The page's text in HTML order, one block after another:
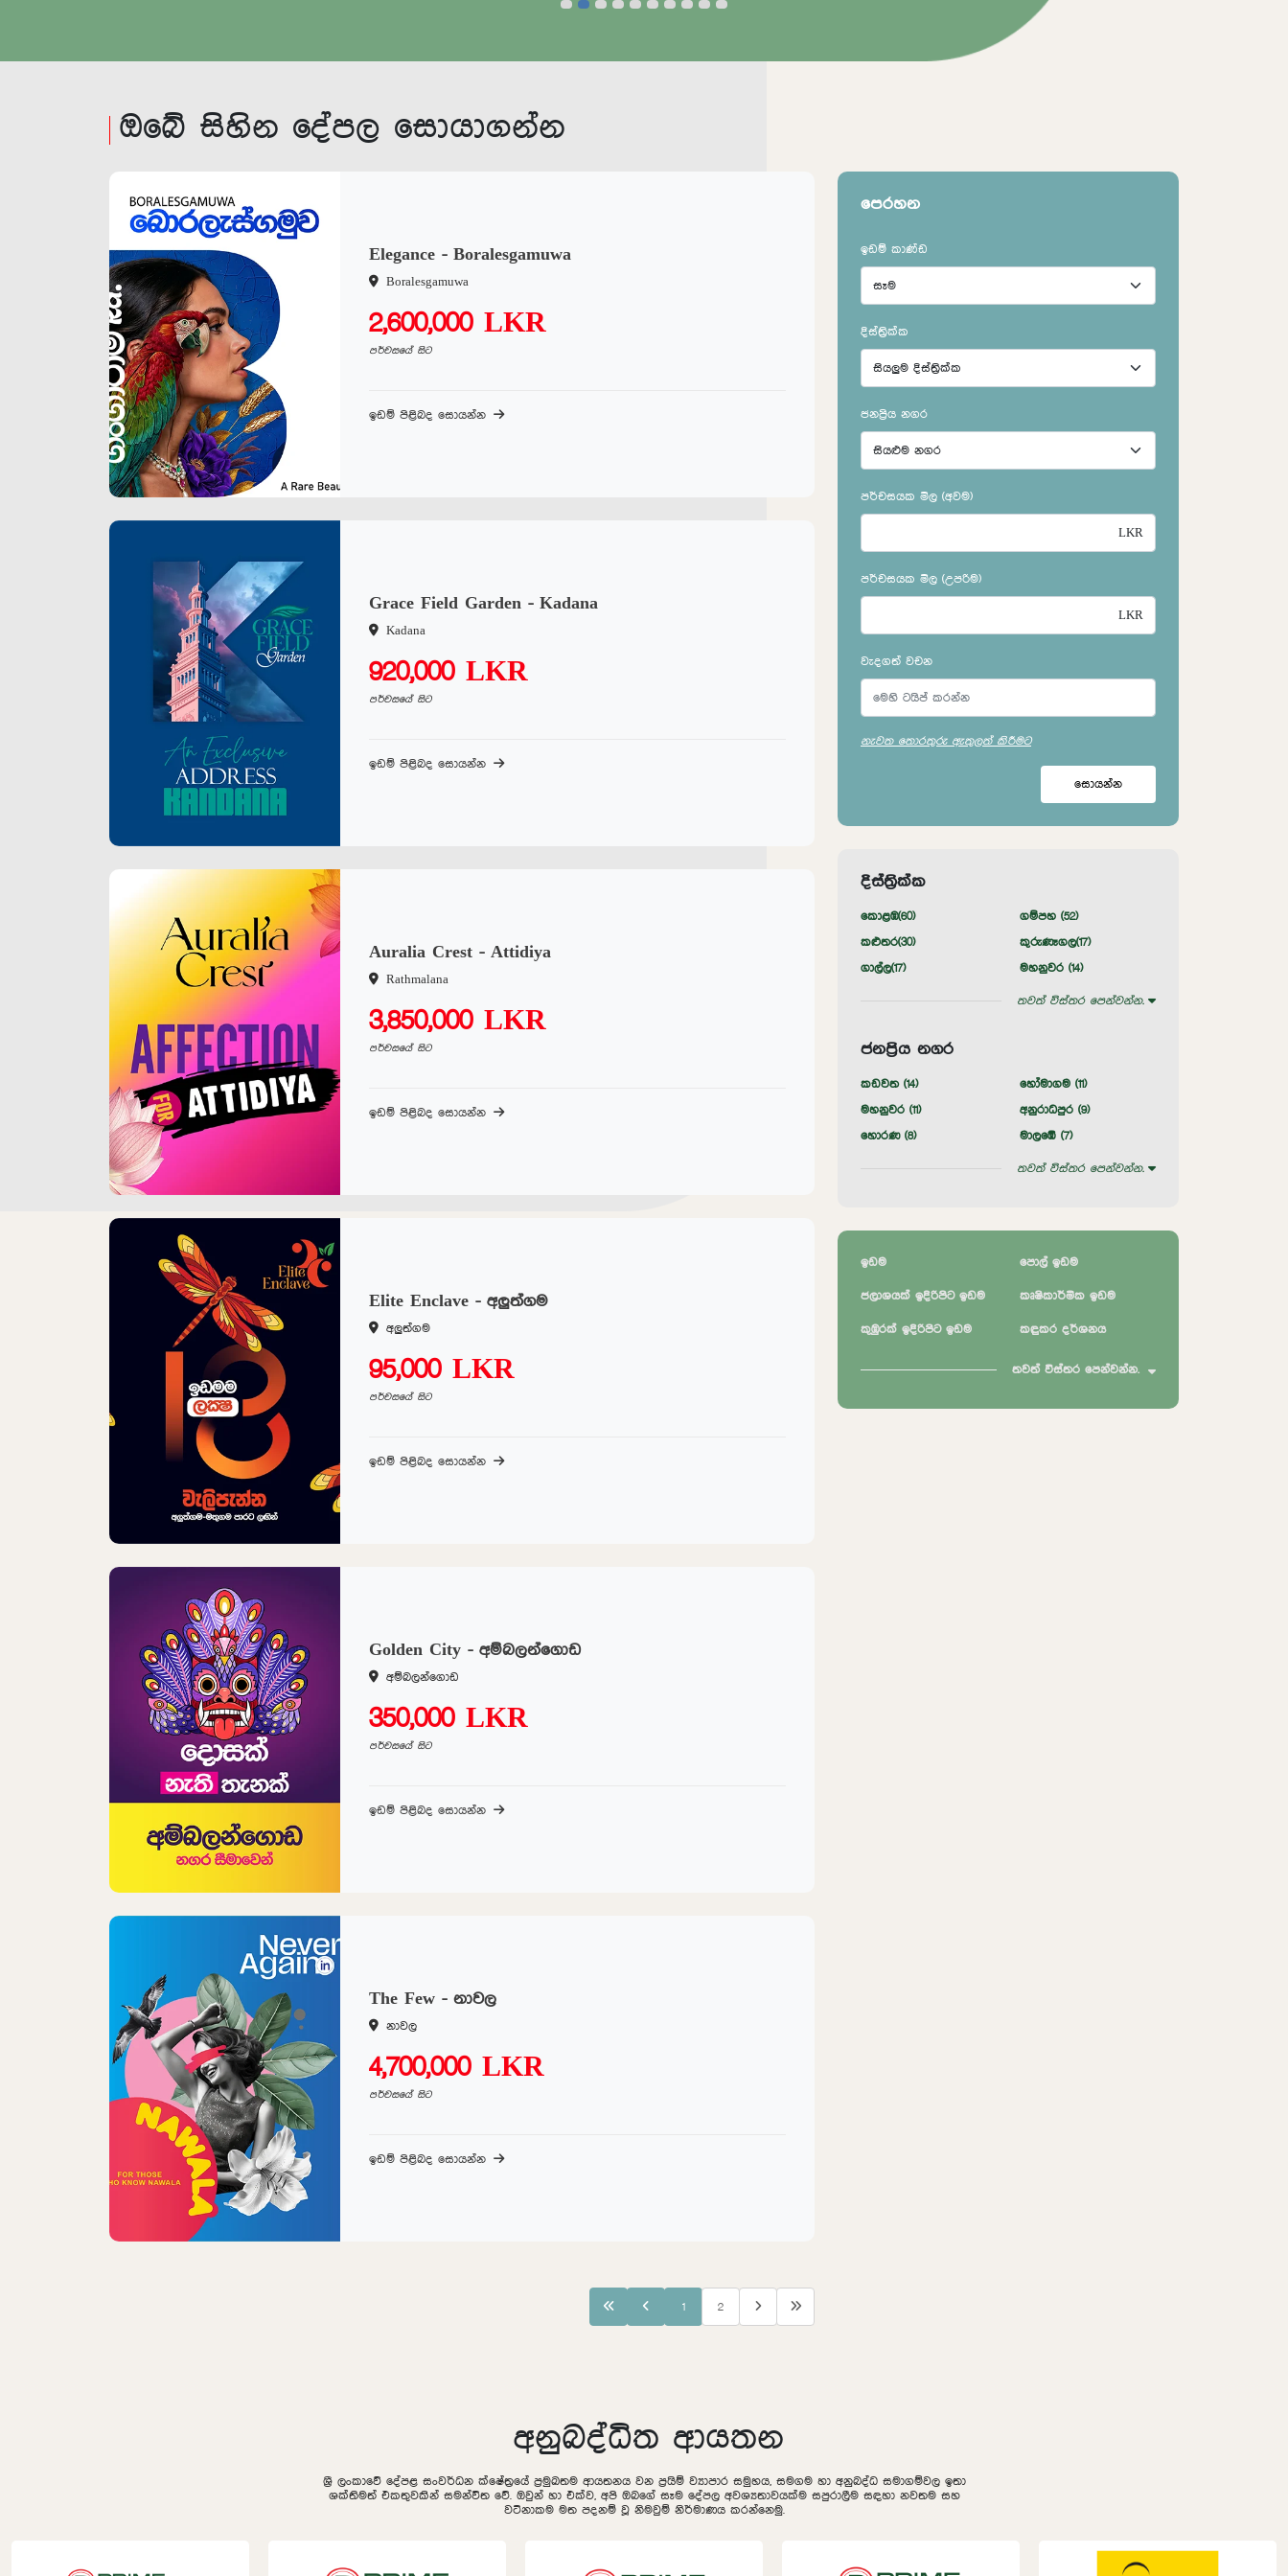
ඉඩම් පිළිබද සොයන්න ඉඩම් පිළිබද සොයන්න
ඔබේ සිහින දේපල සොයාගන්න
Elegance - Boralesgamuwa
Boralesgamuwa
2,600,000 LKR
පර්චසයේ සිට
ඉඩම් පිළිබද සොයන්න
Grace Field Garden - Kadana
Kadana
920,000 LKR
පර්චසයේ සිට
ඉඩම් පිළිබද සොයන්න
Auralia Crest - Attidiya
Rathmalana
3,850,000 LKR
පර්චසයේ සිට
ඉඩම් පිළිබද සොයන්න
Elite Enclave - අලුත්ගම
අලුත්ගම
95,000 LKR
පර්චසයේ සිට
ඉඩම් පිළිබද සොයන්න
Golden City - අම්බලන්ගොඩ
අම්බලන්ගොඩ
350,000 LKR
පර්චසයේ සිට
ඉඩම් පිළිබද සොයන්න
The Few - නාවල
නාවල
4,700,000 LKR
පර්චසයේ සිට
ඉඩම් පිළිබද සොයන්න
1 2
පෙරහන
ඉඩම් කාණ්ඩ
දිස්ත්‍රික්ක
ජනප්‍රිය නගර
පර්චසයක මිල (අවම)
පර්චසයක මිල (උපරිම)
වැදගත් වචන
නැවත තොරතුරු ඇතුලත් කිරීමට
සොයන්න
දිස්ත්‍රික්ක
කොළඹ(60) ගම්පහ (52)
කළුතර(30) කුරුණෑගල(17)
ගාල්ල(17) මහනුවර (14)
තවත් විස්තර පෙන්වන්න.
ජනප්‍රිය නගර
කඩවත (14) හෝමාගම (11)
මහනුවර (11) අනුරාධපුර (9)
හොරණ (8) මාලඹේ (7)
තවත් විස්තර පෙන්වන්න.
ඉඩම පොල් ඉඩම
ජලාශයක් ඉදිරිපිට ඉඩම කෘෂිකාර්මික ඉඩම
කුඹුරක් ඉදිරිපිට ඉඩම කඳුකර දර්ශනය
තවත් විස්තර පෙන්වන්න.
අනුබද්ධිත ආයතන
ශ්‍රී ලංකාවේ දේපළ සංවර්ධන ක්ෂේත්‍රයේ ප්‍රමුඛතම ආයතනය වන ප්‍රයිම් ව්‍යාපාර සමුහය, සමගම හා අනුබද්ධ සමාගම්වල ඉතා
ශක්තිමත් එකතුවකින් සමන්විත වේ. ඔවුන් හා එක්ව, අපි ඔබගේ සෑම දේපල අවශ්‍යතාවයක්ම සපුරාලීම සඳහා නවතම සහ
වටිනාකම මත පදනම් වූ නිමවුම් නිර්මාණය කරන්නෙමු.